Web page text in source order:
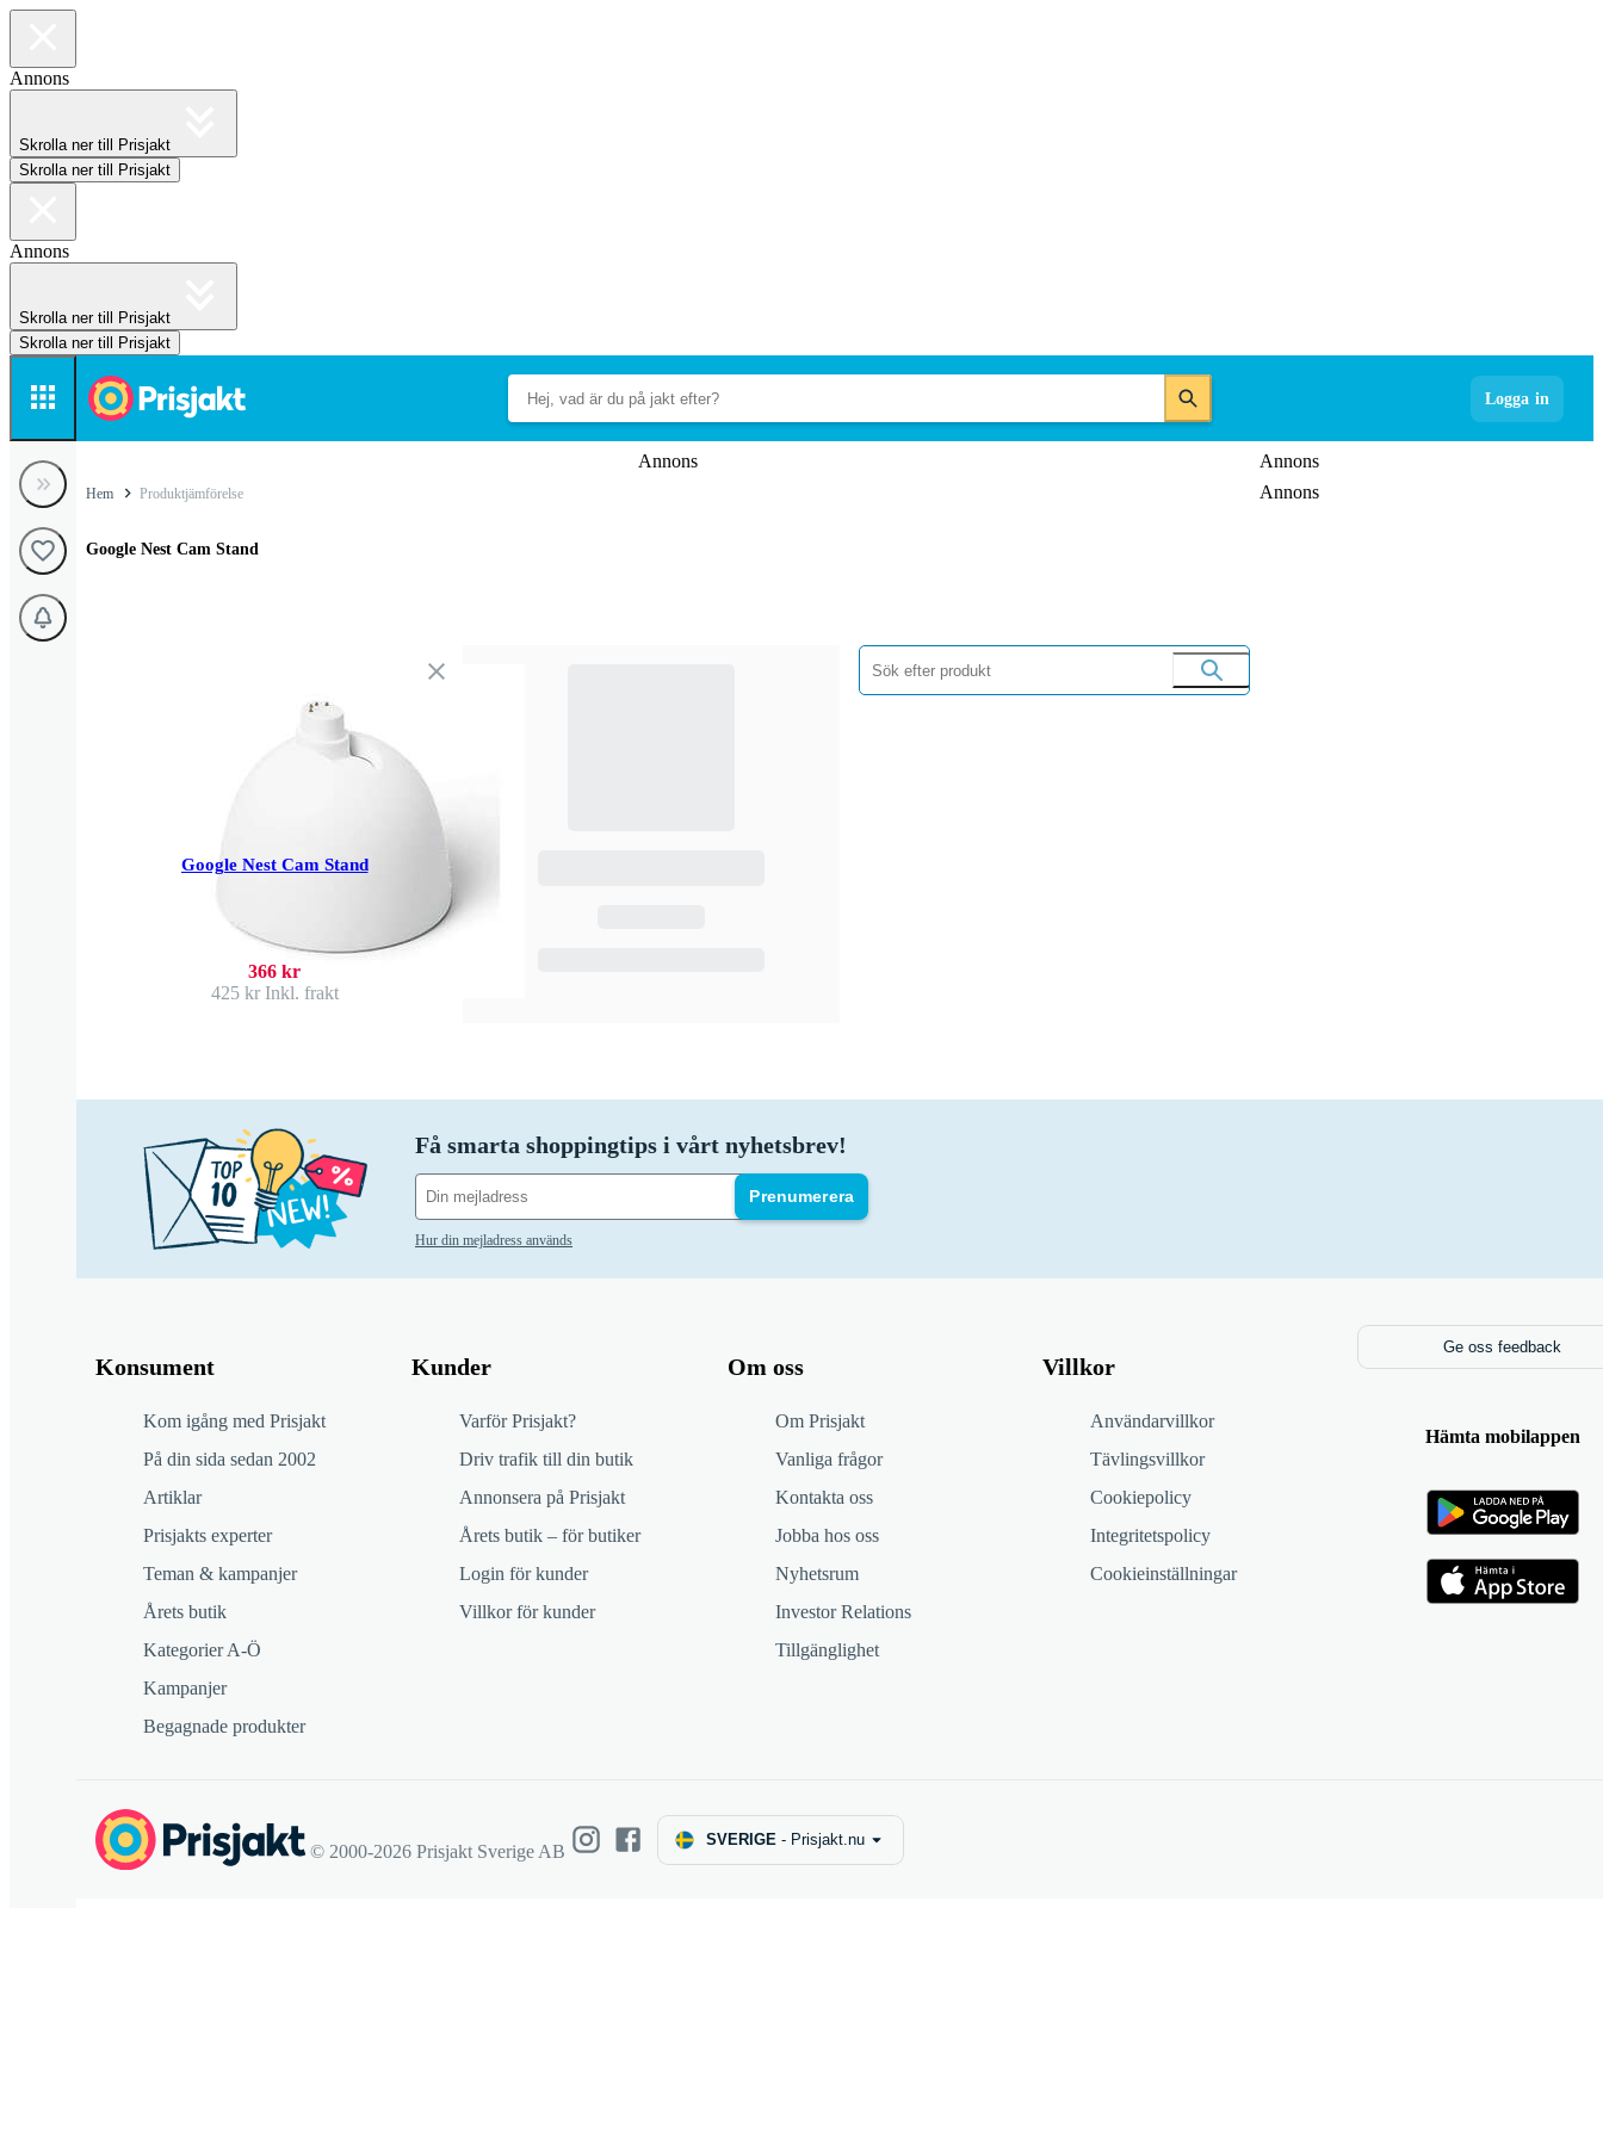
Annons
Skrolla ner till Prisjakt
Skrolla ner till Prisjakt
Annons
Skrolla ner till Prisjakt
Skrolla ner till Prisjakt
Logga in
Annons
Annons
Annons
Hem Produktjämförelse
Google Nest Cam Stand
Google Nest Cam Stand
366 kr
425 krInkl. frakt
Få smarta shoppingtips i vårt nyhetsbrev!
Prenumerera
Hur din mejladress används
Konsument
Kom igång med Prisjakt
På din sida sedan 2002
Artiklar
Prisjakts experter
Teman & kampanjer
Årets butik
Kategorier A-Ö
Kampanjer
Begagnade produkter
Kunder
Varför Prisjakt?
Driv trafik till din butik
Annonsera på Prisjakt
Årets butik – för butiker
Login för kunder
Villkor för kunder
Om oss
Om Prisjakt
Vanliga frågor
Kontakta oss
Jobba hos oss
Nyhetsrum
Investor Relations
Tillgänglighet
Villkor
Användarvillkor
Tävlingsvillkor
Cookiepolicy
Integritetspolicy
Cookieinställningar
Ge oss feedback
Hämta mobilappen
© 2000-2026 Prisjakt Sverige AB
SVERIGE - Prisjakt.nu